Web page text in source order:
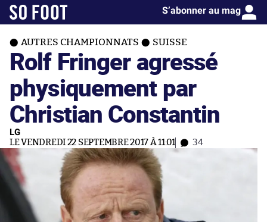
S’abonner au mag
AUTRES CHAMPIONNATS SUISSE
Rolf Fringer agressé
physiquement par
Christian Constantin
LG
LE VENDREDI 22 SEPTEMBRE 2017 À 11:01 34